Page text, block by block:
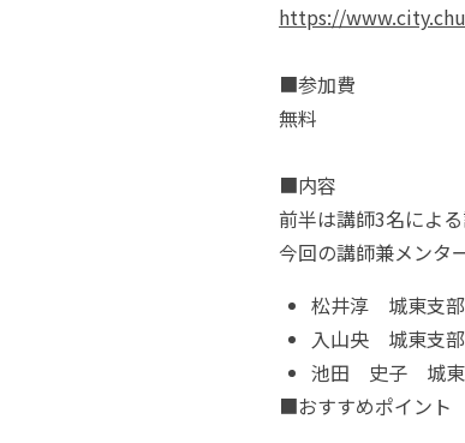
https://
■参加費
無料
■内容
前半は講師3名によ
今回の講師兼メンタ
松井淳 城東支
入山央 城東支
池田 史子 城東
■おすすめポイント